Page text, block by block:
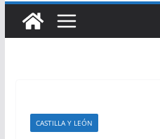
CASTILLA Y LEÓN